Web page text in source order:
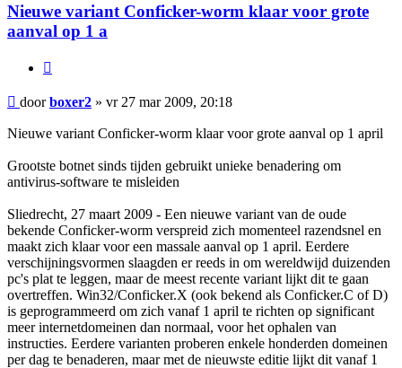
Nieuwe variant Conficker-worm klaar voor grote
aanval op 1 a
Bericht
doorboxer2 » vr 27 mar 2009, 20:18
Nieuwe variant Conficker-worm klaar voor grote aanval op 1 april
Grootste botnet sinds tijden gebruikt unieke benadering om
antivirus-software te misleiden
Sliedrecht, 27 maart 2009 - Een nieuwe variant van de oude
bekende Conficker-worm verspreid zich momenteel razendsnel en
maakt zich klaar voor een massale aanval op 1 april. Eerdere
verschijningsvormen slaagden er reeds in om wereldwijd duizenden
pc's plat te leggen, maar de meest recente variant lijkt dit te gaan
overtreffen. Win32/Conficker.X (ook bekend als Conficker.C of D)
is geprogrammeerd om zich vanaf 1 april te richten op significant
meer internetdomeinen dan normaal, voor het ophalen van
instructies. Eerdere varianten proberen enkele honderden domeinen
per dag te benaderen, maar met de nieuwste editie lijkt dit vanaf 1